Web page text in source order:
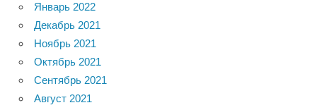
Январь 2022
Декабрь 2021
Ноябрь 2021
Октябрь 2021
Сентябрь 2021
Август 2021